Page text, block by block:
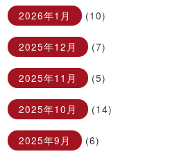
2026年1月 (10)
2025年12月 (7)
2025年11月 (5)
2025年10月 (14)
2025年9月 (6)